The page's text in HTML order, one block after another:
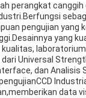
perangkat
pengujian
yang
Universal
dan
data